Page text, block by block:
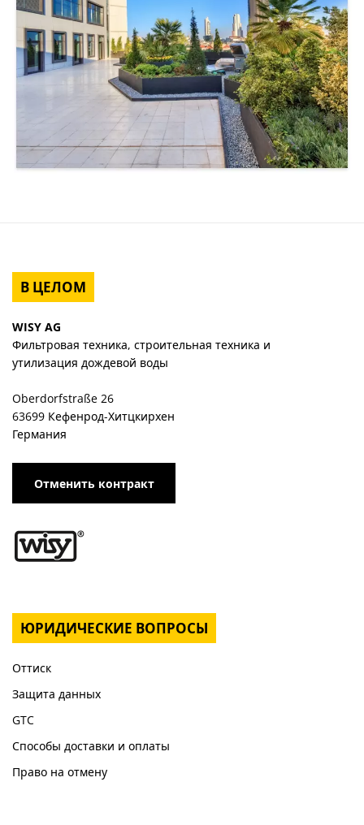
В ЦЕЛОМ
WISY AG
Фильтровая техника, строительная техника и
утилизация дождевой воды
Oberdorfstraße 26
63699 Кефенрод-Хитцкирхен
Германия
Отменить контракт
ЮРИДИЧЕСКИЕ ВОПРОСЫ
Оттиск
Защита данных
GTC
Способы доставки и оплаты
Право на отмену